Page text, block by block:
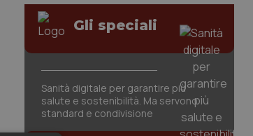
Gli speciali
Sanità digitale per garantire più
salute e sostenibilità. Ma servono
standard e condivisione